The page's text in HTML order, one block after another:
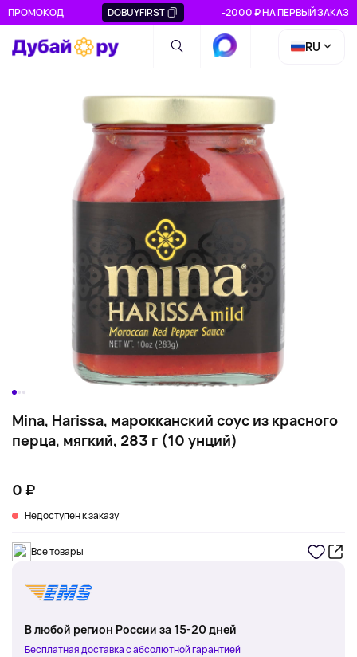
ПРОМОКОД DOBUYFIRST -2000 ₽ НА ПЕРВЫЙ ЗАКАЗ
RU
Mina, Harissa, марокканский соус из красного
перца, мягкий, 283 г (10 унций)
0 ₽
Недоступен к заказу
Все товары
В любой регион России за 15-20 дней
Бесплатная доставка с абсолютной гарантией